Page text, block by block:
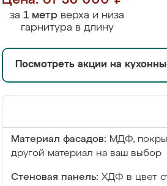
за 1 метр верха и низа
гарнитура в длину
Посмотреть акции на
Материал фасадов: МДФ,
другой материал на ваш выбор
Стеновая панель: ХДФ в цвет